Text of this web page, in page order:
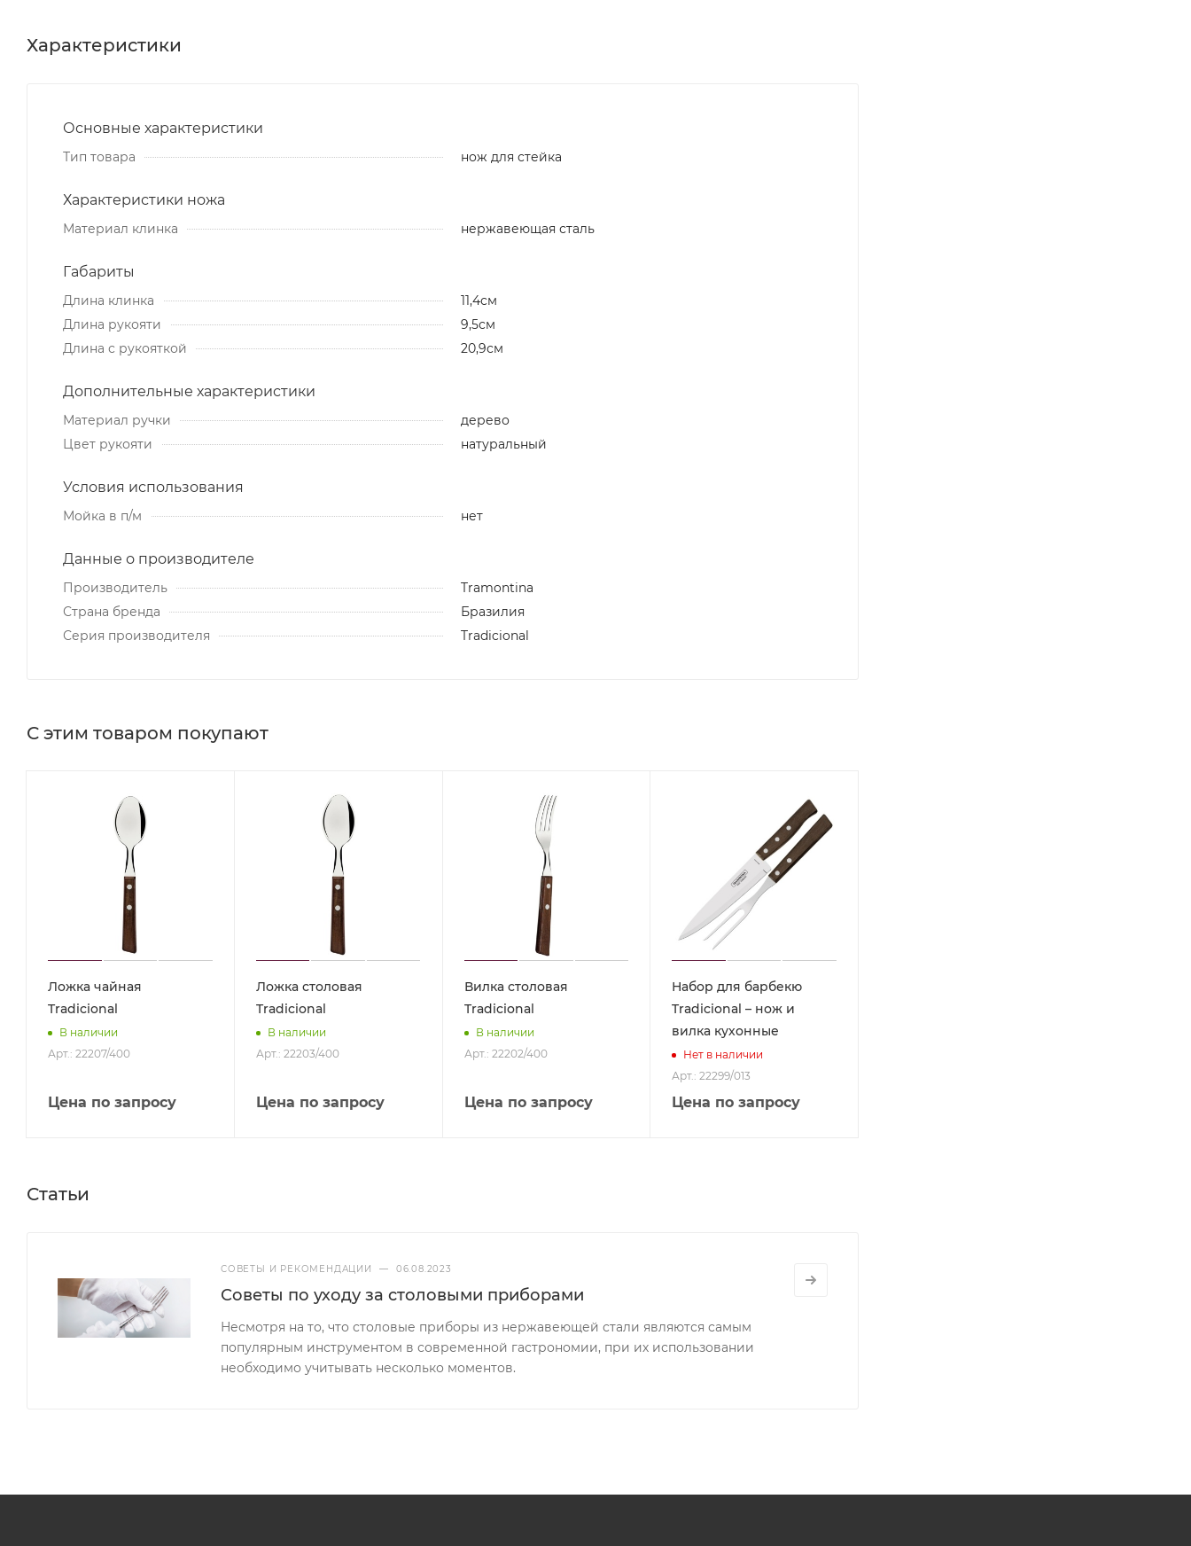
Характеристики
Основные характеристики
Тип товара нож для стейка
Характеристики ножа
Материал клинка нержавеющая сталь
Габариты
Длина клинка
11,4см
Длина рукояти
9,5см
Длина с рукояткой
20,9см
Дополнительные характеристики
Материал ручки
дерево
Цвет рукояти
натуральный
Условия использования
Мойка в п/м нет
Данные о производителе
Производитель
Tramontina
Страна бренда
Бразилия
Серия производителя
Tradicional
С этим товаром покупают
Ложка чайная
Tradicional
В наличии
Арт.: 22207/400
Цена по запросу
Ложка столовая
Tradicional
В наличии
Арт.: 22203/400
Цена по запросу
Вилка столовая
Tradicional
В наличии
Арт.: 22202/400
Цена по запросу
Набор для барбекю
Tradicional – нож и
вилка кухонные
Нет в наличии
Арт.: 22299/013
Цена по запросу
Статьи
СОВЕТЫ И РЕКОМЕНДАЦИИ — 06.08.2023
Советы по уходу за столовыми приборами
Несмотря на то, что столовые приборы из нержавеющей стали являются самым
популярным инструментом в современной гастрономии, при их использовании
необходимо учитывать несколько моментов.